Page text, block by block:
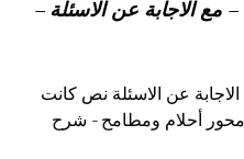
الاجابة عن الاسئلة –
عن الاسئلة نص كانت
5 الخامس محور أحلام ومطامح - شرح